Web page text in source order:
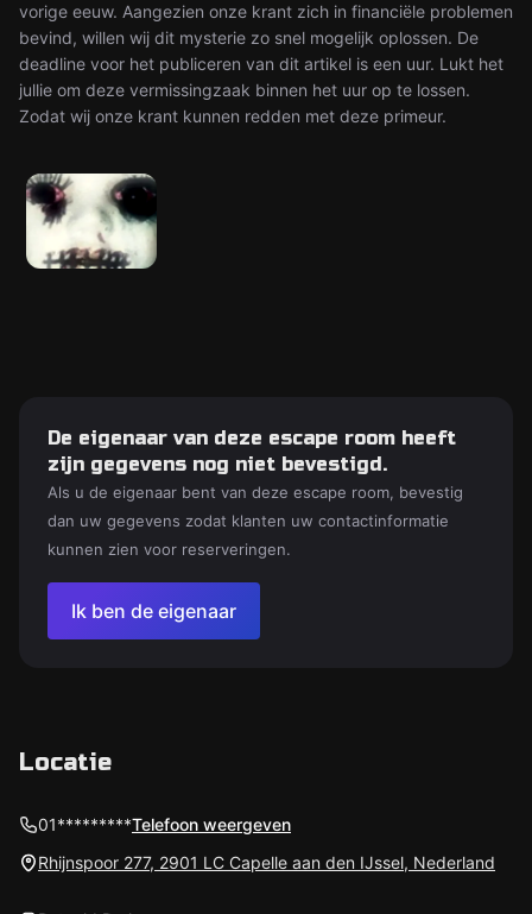
vorige eeuw. Aangezien onze krant zich in financiële problemen
bevind, willen wij dit mysterie zo snel mogelijk oplossen. De
deadline voor het publiceren van dit artikel is een uur. Lukt het
jullie om deze vermissingzaak binnen het uur op te lossen.
Zodat wij onze krant kunnen redden met deze primeur.
De eigenaar van deze escape room heeft
zijn gegevens nog niet bevestigd.
Als u de eigenaar bent van deze escape room, bevestig
dan uw gegevens zodat klanten uw contactinformatie
kunnen zien voor reserveringen.
Ik ben de eigenaar
Locatie
01*********Telefoon weergeven
Rhijnspoor 277, 2901 LC Capelle aan den IJssel, Nederland